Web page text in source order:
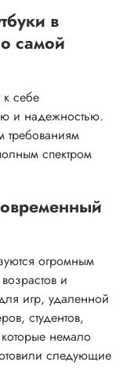
в
самой
себе
и надежностью.
требованиям
спектром
огромным
и
игр, удаленной
студентов,
немало
следующие